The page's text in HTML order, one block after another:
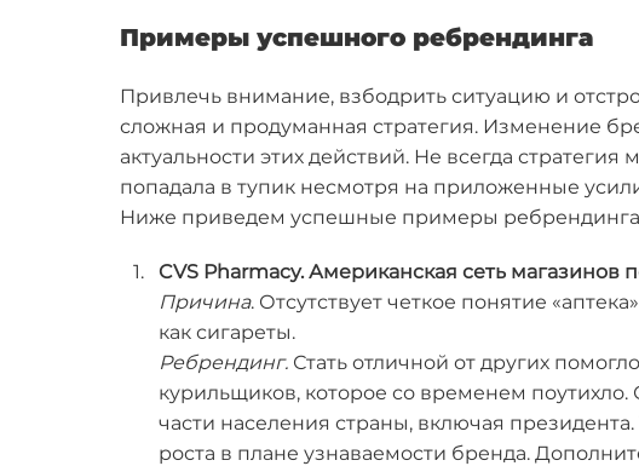
Примеры успешного ребрендинга
Привлечь внимание, взбодрить ситуацию и
сложная и продуманная стратегия. Изменение
актуальности этих действий. Не всегда
попадала в тупик несмотря на приложенные
Ниже приведем успешные примеры ребрендинга
CVS Pharmacy. Американская сеть
Причина. Отсутствует четкое понятие
как сигареты.
Ребрендинг. Стать отличной от других
курильщиков, которое со временем
части населения страны, включая
роста в плане узнаваемости бренда.